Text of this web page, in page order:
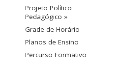
Projeto Político
Pedagógico »
Grade de Horário
Planos de Ensino
Percurso Formativo